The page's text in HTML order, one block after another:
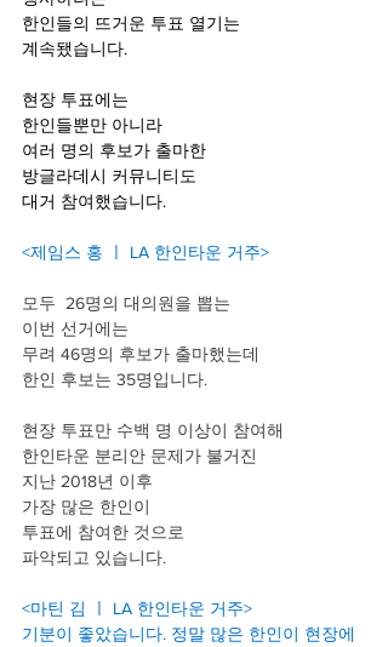
한인들의 뜨거운 투표 열기는
계속됐습니다.
현장 투표에는
한인들뿐만 아니라
여러 명의 후보가 출마한
방글라데시 커뮤니티도
대거 참여했습니다.
<제임스 홍 ㅣ LA 한인타운 거주>
모두  26명의 대의원을 뽑는
이번 선거에는
무려 46명의 후보가 출마했는데
한인 후보는 35명입니다.
현장 투표만 수백 명 이상이 참여해
한인타운 분리안 문제가 불거진
지난 2018년 이후
가장 많은 한인이
투표에 참여한 것으로
파악되고 있습니다.
<마틴 김 ㅣ LA 한인타운 거주>
기분이 좋았습니다. 정말 많은 한인이 현장에